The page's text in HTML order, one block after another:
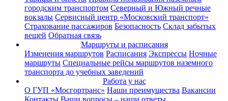
городским транспортом Северный и Южный речные
вокзалы Сервисный центр «Московский транспорт»
Страхование пассажиров Безопасность Склад забытых
вещей Обратная связь
Маршруты и расписания
Изменения маршрутов Расписания Экспрессы Ночные
маршруты Специальные рейсы маршрутов наземного
транспорта до учебных заведений
Работа у нас
О ГУП «Мосгортранс» Наши преимущества Вакансии
Контакты Ваши вопросы – наши ответы